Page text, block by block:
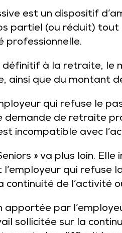
est un dispositif
partiel (ou réduit)
professionnelle.
à la retraite, le
ainsi que du montant
qui refuse le
demande de retraite
incompatible avec
» va plus loin.
qui refuse
de l’activité
apportée par
sollicitée sur la